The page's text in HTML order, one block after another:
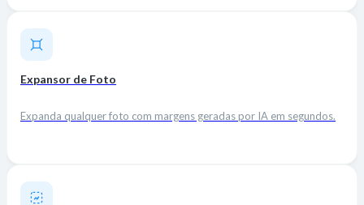
Expansor de Foto
Expanda qualquer foto com margens geradas por IA em segundos.